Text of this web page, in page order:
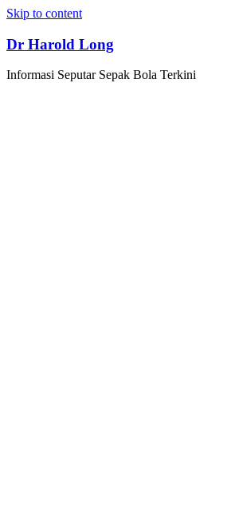
Skip to content
Dr Harold Long
Informasi Seputar Sepak Bola Terkini